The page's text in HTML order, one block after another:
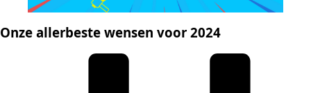
Onze allerbeste wensen voor 2024